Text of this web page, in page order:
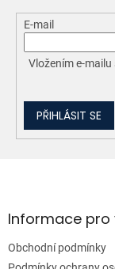
E-mail
Vložením e-
PŘIHLÁSIT SE
aInformace pro
Obchodní podmínky